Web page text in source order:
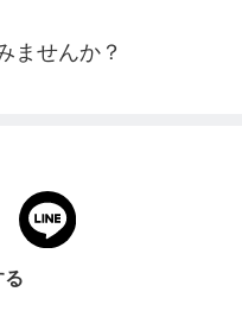
ませんか？
る